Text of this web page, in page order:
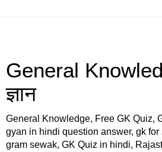
General
ज्ञान
General Knowledge, Free GK Quiz,
gyan in hindi question answer, gk
gram sewak, GK Quiz in hindi,